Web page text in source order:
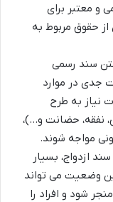
و معتبر برای
حقوق مربوط به
سند رسمی
جدی در موارد
نیاز به طرح
نفقه، حضانت و…)،
مواجه شوند.
ازدواج، بسیار
وضعیت می تواند
شود و افراد را